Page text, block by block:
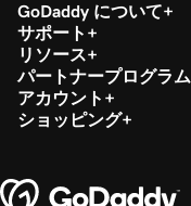
GoDaddy について
サポート
リソース
パートナープログラム
アカウント
ショッピング